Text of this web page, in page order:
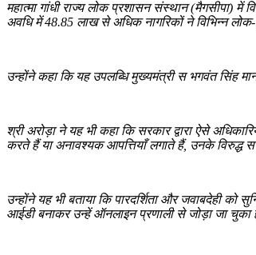
महात्मा गांधी राज्य लोक प्रशासन संस्थान (मैगसीपा)
अवधि में 48.85 लाख से अधिक नागरिकों ने विभिन्न
उन्होंने कहा कि यह उपलब्धि मुख्यमंत्री स भगवंत सिंह
श्री अरोड़ा ने यह भी कहा कि सरकार द्वारा ऐसे
करते हैं या अनावश्यक आपत्तियाँ लगाते हैं, उनके विरुद्ध
उन्होंने यह भी बताया कि पारदर्शिता और जवाबदेही
आईडी बनाकर उन्हें ऑनलाइन प्रणाली से जोड़ा जा चुका